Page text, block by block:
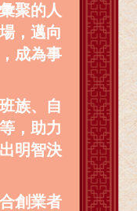
聚的人
，邁向
成為事
族、自
，助力
明智決
創業者